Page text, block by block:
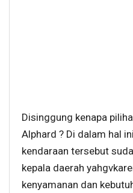
Disinggung kenapa
Alphard ? Di dalam hal
kendaraan tersebut
kepala daerah
kenyamanan dan